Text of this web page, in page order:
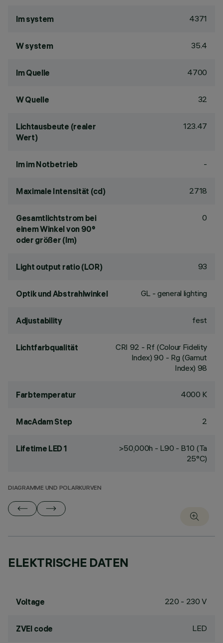
lm system 4371
W system 35.4
lm Quelle 4700
W Quelle 32
Lichtausbeute (realer
Wert)
123.47
lm im Notbetrieb -
Maximale Intensität (cd) 2718
Gesamtlichtstrom bei
einem Winkel von 90°
oder größer (lm)
0
Light output ratio (LOR) 93
Optik und Abstrahlwinkel GL - general lighting
Adjustability fest
Lichtfarbqualität CRI 92 - Rf (Colour Fidelity
Index) 90 - Rg (Gamut
Index) 98
Farbtemperatur 4000 K
MacAdam Step 2
Lifetime LED 1
>50,000h - L90 - B10 (Ta
25°C)
DIAGRAMME UND POLARKURVEN
ELEKTRISCHE DATEN
Voltage 220 - 230 V
ZVEI code LED